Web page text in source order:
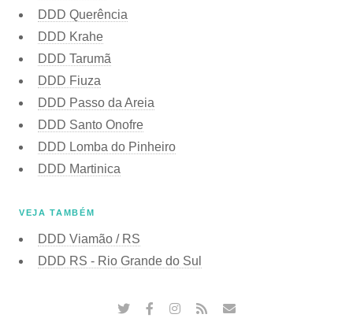
DDD Querência
DDD Krahe
DDD Tarumã
DDD Fiuza
DDD Passo da Areia
DDD Santo Onofre
DDD Lomba do Pinheiro
DDD Martinica
VEJA TAMBÉM
DDD Viamão / RS
DDD RS - Rio Grande do Sul